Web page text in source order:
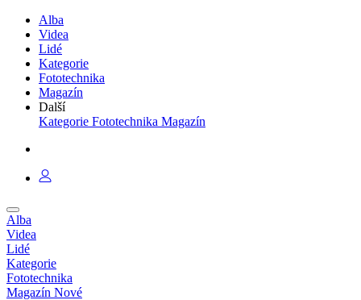
Alba
Videa
Lidé
Kategorie
Fototechnika
Magazín
Další
Kategorie Fototechnika Magazín
Alba
Videa
Lidé
Kategorie
Fototechnika
Magazín Nové